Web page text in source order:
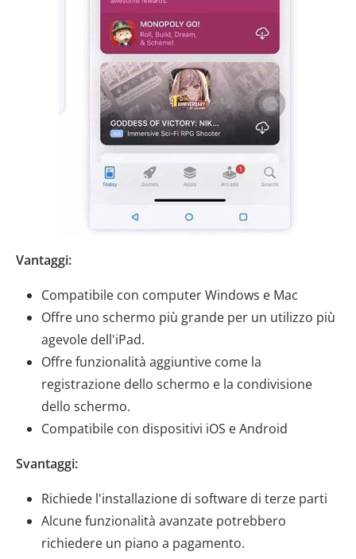
Vantaggi:
Compatibile con computer Windows e Mac
Offre uno schermo più grande per un utilizzo più
agevole dell'iPad.
Offre funzionalità aggiuntive come la
registrazione dello schermo e la condivisione
dello schermo.
Compatibile con dispositivi iOS e Android
Svantaggi:
Richiede l'installazione di software di terze parti
Alcune funzionalità avanzate potrebbero
richiedere un piano a pagamento.